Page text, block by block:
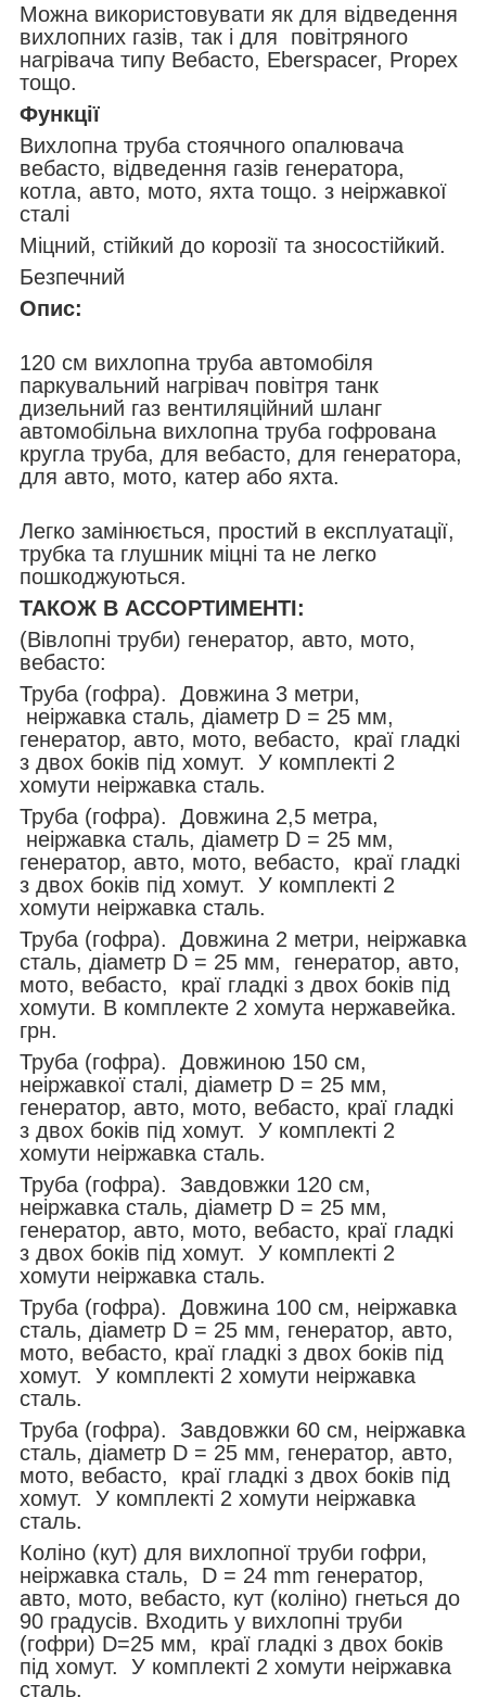
Можна використовувати як для відведення
вихлопних газів, так і для повітряного
нагрівача типу Вебасто, Eberspacer, Propex
тощо.
Функції
Вихлопна труба стоячного опалювача
вебасто, відведення газів генератора,
котла, авто, мото, яхта тощо. з неіржавкої
сталі
Міцний, стійкий до корозії та зносостійкий.
Безпечний
Опис:
120 см вихлопна труба автомобіля
паркувальний нагрівач повітря танк
дизельний газ вентиляційний шланг
автомобільна вихлопна труба гофрована
кругла труба, для вебасто, для генератора,
для авто, мото, катер або яхта.
Легко замінюється, простий в експлуатації,
трубка та глушник міцні та не легко
пошкоджуються.
ТАКОЖ В АССОРТИМЕНТІ:
(Вівлопні труби) генератор, авто, мото,
вебасто:
Труба (гофра). Довжина 3 метри,
неіржавка сталь, діаметр D = 25 мм,
генератор, авто, мото, вебасто, краї гладкі
з двох боків під хомут. У комплекті 2
хомути неіржавка сталь.
Труба (гофра). Довжина 2,5 метра,
неіржавка сталь, діаметр D = 25 мм,
генератор, авто, мото, вебасто, краї гладкі
з двох боків під хомут. У комплекті 2
хомути неіржавка сталь.
Труба (гофра). Довжина 2 метри, неіржавка
сталь, діаметр D = 25 мм, генератор, авто,
мото, вебасто, краї гладкі з двох боків під
хомути. В комплекте 2 хомута нержавейка.
грн.
Труба (гофра). Довжиною 150 см,
неіржавкої сталі, діаметр D = 25 мм,
генератор, авто, мото, вебасто, краї гладкі
з двох боків під хомут. У комплекті 2
хомути неіржавка сталь.
Труба (гофра). Завдовжки 120 см,
неіржавка сталь, діаметр D = 25 мм,
генератор, авто, мото, вебасто, краї гладкі
з двох боків під хомут. У комплекті 2
хомути неіржавка сталь.
Труба (гофра). Довжина 100 см, неіржавка
сталь, діаметр D = 25 мм, генератор, авто,
мото, вебасто, краї гладкі з двох боків під
хомут. У комплекті 2 хомути неіржавка
сталь.
Труба (гофра). Завдовжки 60 см, неіржавка
сталь, діаметр D = 25 мм, генератор, авто,
мото, вебасто, краї гладкі з двох боків під
хомут. У комплекті 2 хомути неіржавка
сталь.
Коліно (кут) для вихлопної труби гофри,
неіржавка сталь, D = 24 mm генератор,
авто, мото, вебасто, кут (коліно) гнеться до
90 градусів. Входить у вихлопні труби
(гофри) D=25 мм, краї гладкі з двох боків
під хомут. У комплекті 2 хомути неіржавка
сталь.